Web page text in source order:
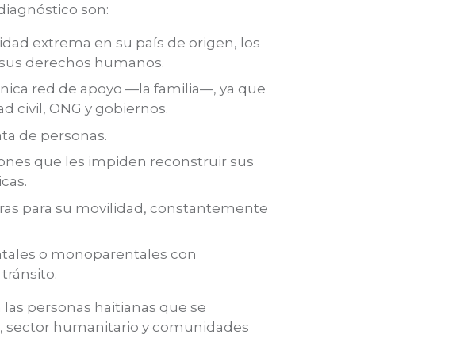
son:
extrema en su país de origen, los
derechos humanos.
red de apoyo —la familia—, ya que
civil, ONG y gobiernos.
de personas.
que les impiden reconstruir sus
para su movilidad, constantemente
o monoparentales con
personas haitianas que se
sector humanitario y comunidades